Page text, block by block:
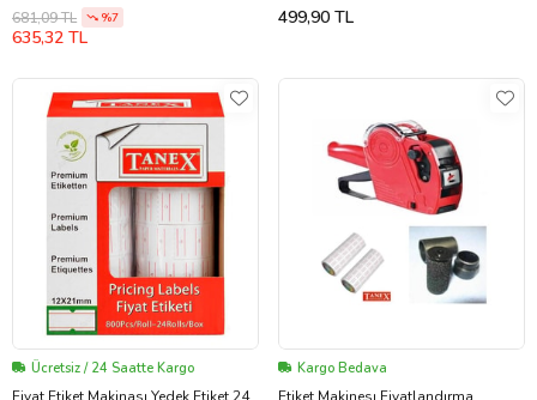
681,09 TL %7
635,32 TL
499,90 TL
Ücretsiz / 24 Saatte Kargo Kargo Bedava